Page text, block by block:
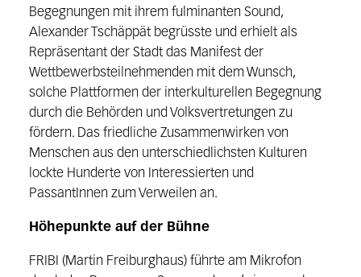
Begegnungen mit ihrem fulminanten Sound,
Alexander Tschäppät begrüsste und erhielt als
Repräsentant der Stadt das Manifest der
Wettbewerbsteilnehmenden mit dem Wunsch,
solche Plattformen der interkulturellen Begegnung
durch die Behörden und Volksvertretungen zu
fördern. Das friedliche Zusammenwirken von
Menschen aus den unterschiedlichsten Kulturen
lockte Hunderte von Interessierten und
PassantInnen zum Verweilen an.
Höhepunkte auf der Bühne
FRIBI (Martin Freiburghaus) führte am Mikrofon